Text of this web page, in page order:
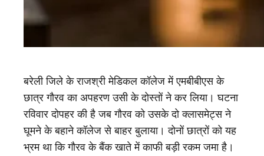
बरेली जिले के राजश्री मेडिकल कॉलेज में एमबीबीएस के
छात्र गौरव का अपहरण उसी के दोस्तों ने कर लिया। घटना
रविवार दोपहर की है जब गौरव को उसके दो क्लासमेट्स ने
घूमने के बहाने कॉलेज से बाहर बुलाया। दोनों छात्रों को यह
भ्रम था कि गौरव के बैंक खाते में काफी बड़ी रकम जमा है।